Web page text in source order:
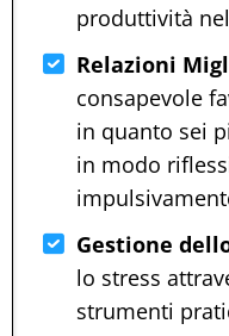
produttività
Relazioni
consapevole
in quanto sei
in modo
Gestione
lo stress
strumenti